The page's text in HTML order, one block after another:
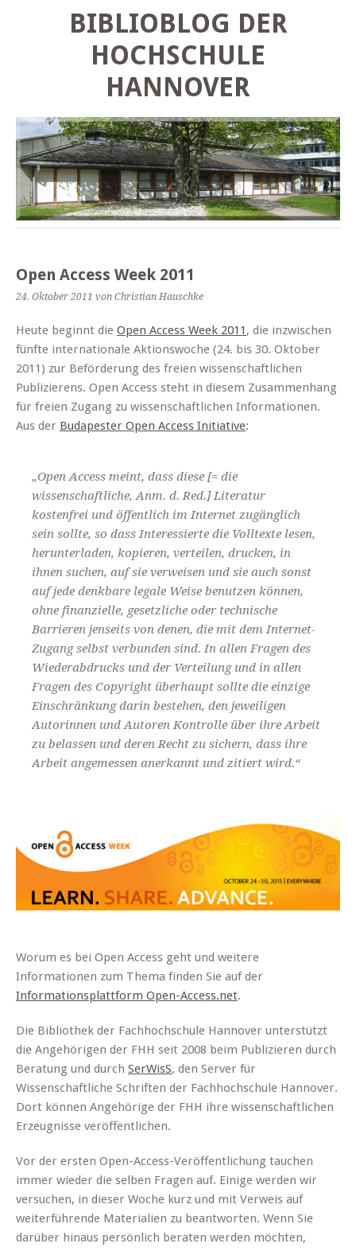
BIBLIOBLOG DER
HOCHSCHULE
HANNOVER
Open Access Week 2011
24. Oktober 2011 von Christian Hauschke
Heute beginnt die Open Access Week 2011 , die inzwischen
fünfte internationale Aktionswoche (24. bis 30. Oktober
2011) zur Beförderung des freien wissenschaftlichen
Publizierens. Open Access steht in diesem Zusammenhang
für freien Zugang zu wissenschaftlichen Informationen.
Aus der Budapester Open Access Initiative:
„Open Access meint, dass diese [= die
wissenschaftliche, Anm. d. Red.] Literatur
kostenfrei und öffentlich im Internet zugänglich
sein sollte, so dass Interessierte die Volltexte lesen,
herunterladen, kopieren, verteilen, drucken, in
ihnen suchen, auf sie verweisen und sie auch sonst
auf jede denkbare legale Weise benutzen können,
ohne finanzielle, gesetzliche oder technische
Barrieren jenseits von denen, die mit dem Internet-
Zugang selbst verbunden sind. In allen Fragen des
Wiederabdrucks und der Verteilung und in allen
Fragen des Copyright überhaupt sollte die einzige
Einschränkung darin bestehen, den jeweiligen
Autorinnen und Autoren Kontrolle über ihre Arbeit
zu belassen und deren Recht zu sichern, dass ihre
Arbeit angemessen anerkannt und zitiert wird.“
Worum es bei Open Access geht und weitere
Informationen zum Thema finden Sie auf der
Informationsplattform Open-Access.net.
Die Bibliothek der Fachhochschule Hannover unterstützt
die Angehörigen der FHH seit 2008 beim Publizieren durch
Beratung und durch SerWisS, den Server für
Wissenschaftliche Schriften der Fachhochschule Hannover.
Dort können Angehörige der FHH ihre wissenschaftlichen
Erzeugnisse veröffentlichen.
Vor der ersten Open-Access-Veröffentlichung tauchen
immer wieder die selben Fragen auf. Einige werden wir
versuchen, in dieser Woche kurz und mit Verweis auf
weiterführende Materialien zu beantworten. Wenn Sie
darüber hinaus persönlich beraten werden möchten,